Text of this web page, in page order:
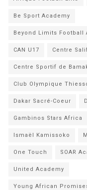
Be Sport Academy
Beyond Limits Football
CAN U17 Centre
Centre Sportif de
Club Olympique
Dakar Sacré-Coeur
Gambinos Stars Africa
Ismaël Kamissoko
One Touch SOAR
United Academy
Young African